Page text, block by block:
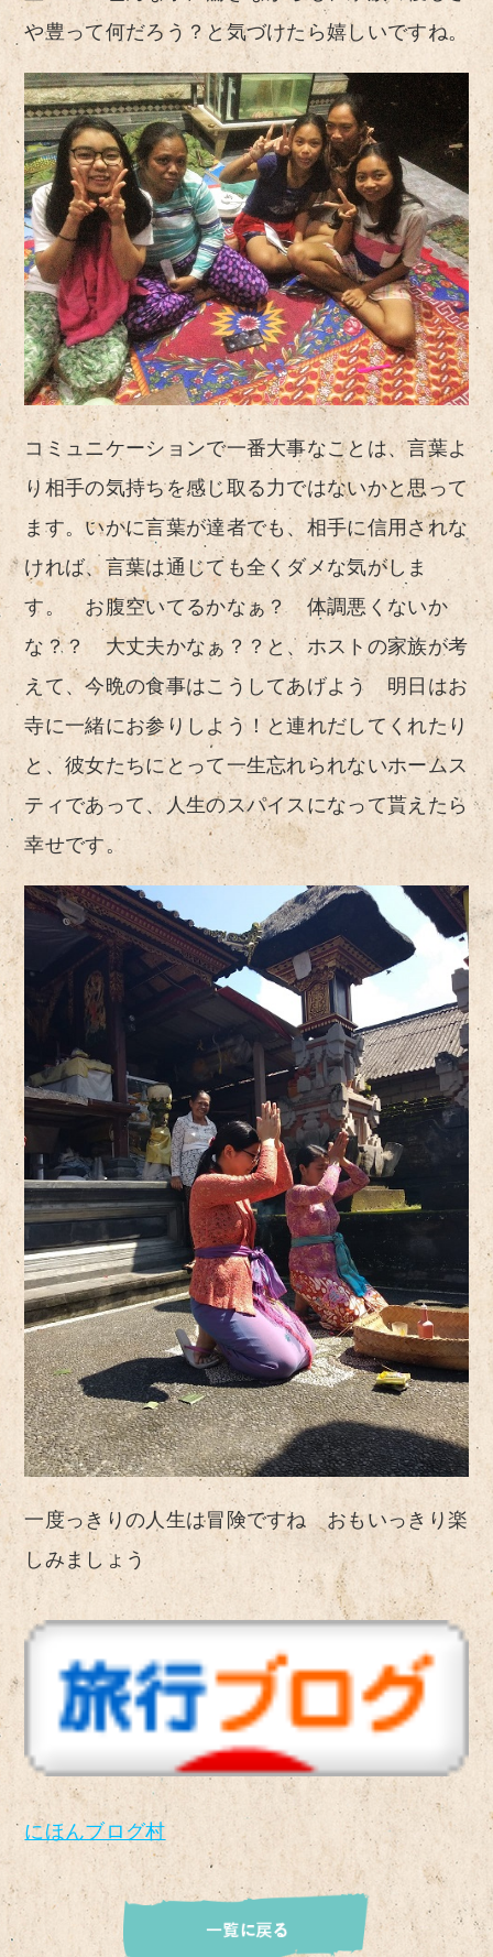
や豊って何だろう？と気づけたら嬉しいですね。
コミュニケーションで一番大事なことは、言葉よ
り相手の気持ちを感じ取る力ではないかと思って
ます。いかに言葉が達者でも、相手に信用されな
ければ、言葉は通じても全くダメな気がしま
す。 お腹空いてるかなぁ？ 体調悪くないか
な？？ 大丈夫かなぁ？？と、ホストの家族が考
えて、今晩の食事はこうしてあげよう 明日はお
寺に一緒にお参りしよう！と連れだしてくれたり
と、彼女たちにとって一生忘れられないホームス
ティであって、人生のスパイスになって貰えたら
幸せです。
一度っきりの人生は冒険ですね おもいっきり楽
しみましょう
にほんブログ村